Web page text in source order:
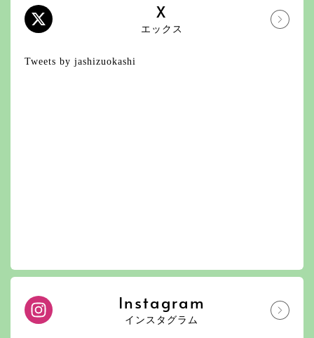
X
エックス
Tweets by jashizuokashi
Instagram
インスタグラム